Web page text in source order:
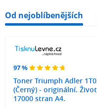
Od nejoblíbenějších
97 %
Toner Triumph Adler
(Černý) - originální.
17000 stran A4.